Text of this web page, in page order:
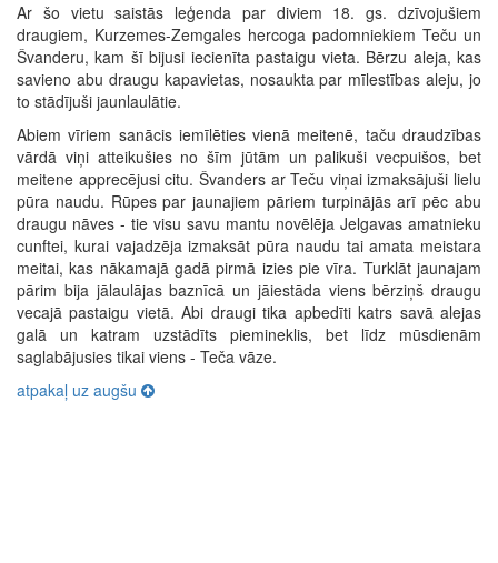
Ar šo vietu saistās leģenda par diviem 18. gs. dzīvojušiem
draugiem, Kurzemes-Zemgales hercoga padomniekiem Teču un
Švanderu, kam šī bijusi iecienīta pastaigu vieta. Bērzu aleja, kas
savieno abu draugu kapavietas, nosaukta par mīlestības aleju, jo
to stādījuši jaunlaulātie.
Abiem vīriem sanācis iemīlēties vienā meitenē, taču draudzības
vārdā viņi atteikušies no šīm jūtām un palikuši vecpuišos, bet
meitene apprecējusi citu. Švanders ar Teču viņai izmaksājuši lielu
pūra naudu. Rūpes par jaunajiem pāriem turpinājās arī pēc abu
draugu nāves - tie visu savu mantu novēlēja Jelgavas amatnieku
cunftei, kurai vajadzēja izmaksāt pūra naudu tai amata meistara
meitai, kas nākamajā gadā pirmā izies pie vīra. Turklāt jaunajam
pārim bija jālaulājas baznīcā un jāiestāda viens bērziņš draugu
vecajā pastaigu vietā. Abi draugi tika apbedīti katrs savā alejas
galā un katram uzstādīts piemineklis, bet līdz mūsdienām
saglabājusies tikai viens - Teča vāze.
atpakaļ uz augšu